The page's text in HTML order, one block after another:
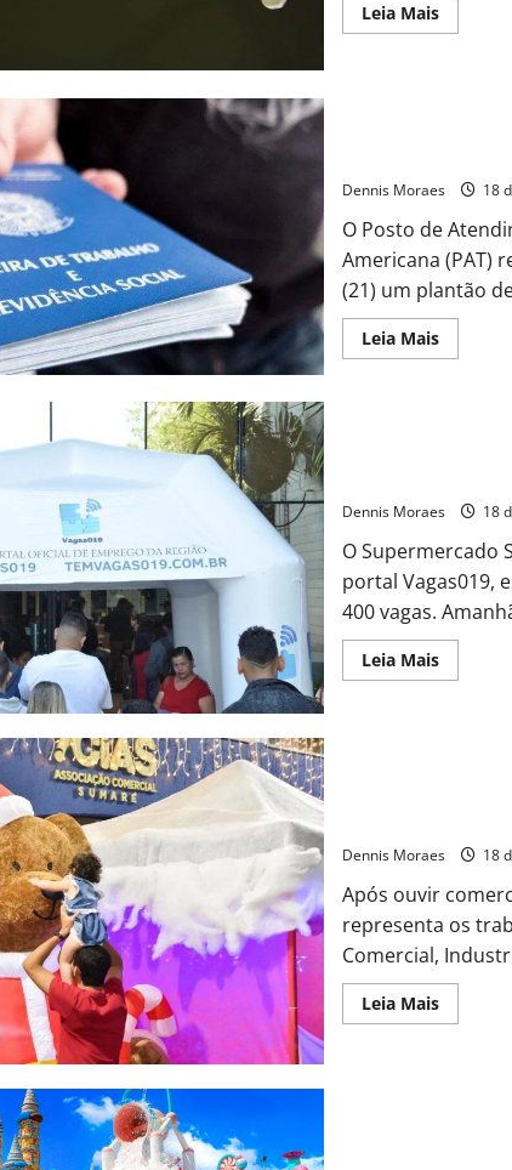
Leia Mais
Dennis Moraes 18
O Posto de
Americana (PAT)
(21) um plantão
Leia Mais
Dennis Moraes 18
O Supermercado
portal Vagas019,
400 vagas.
Leia Mais
Dennis Moraes 18
Após ouvir
representa os
Comercial,
Leia Mais